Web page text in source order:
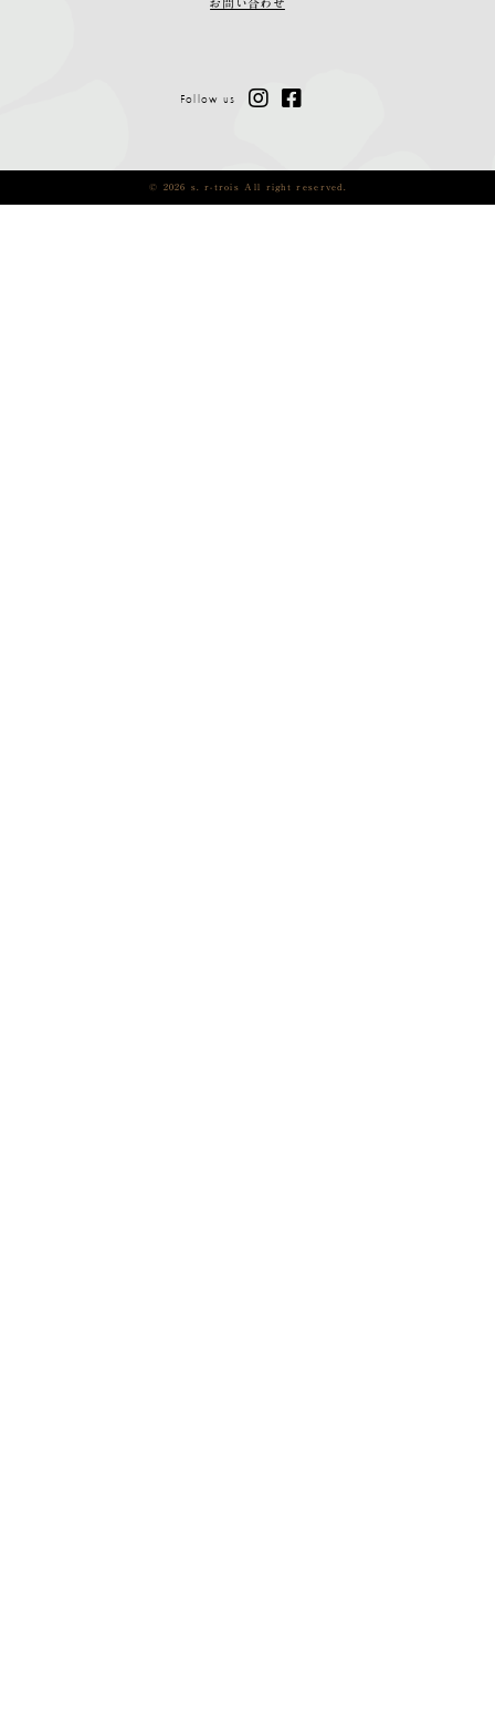
お問い合わせ
Follow us
© 2026 s. r-trois All right reserved.